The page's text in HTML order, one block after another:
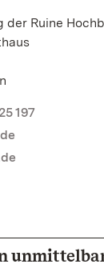
Ruine
197